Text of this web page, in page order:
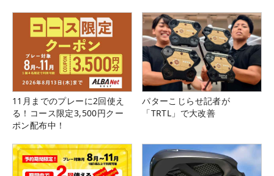
11月までのプレーに2回使え
る！コース限定3,500円クー
ポン配布中！
パターこじらせ記者が
「TRTL」で大改善